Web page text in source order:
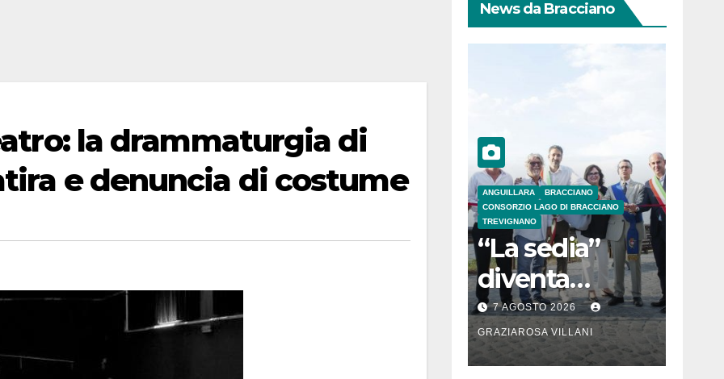
la drammaturgia di
e denuncia di costume
News da Bracciano
ANGUILLARA
BRACCIANO
CONSORZIO LAGO DI BRACCIANO
TREVIGNANO
“La sedia”
diventa
Belvedere sul
lago di
Bracciano: ieri
7 AGOSTO 2026
GRAZIAROSA VILLANI